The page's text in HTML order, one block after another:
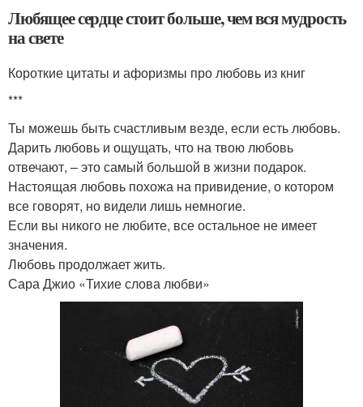
Любящее сердце стоит больше, чем вся мудрость
на свете
Короткие цитаты и афоризмы про любовь из книг
***
Ты можешь быть счастливым везде, если есть любовь.
Дарить любовь и ощущать, что на твою любовь
отвечают, – это самый большой в жизни подарок.
Настоящая любовь похожа на привидение, о котором
все говорят, но видели лишь немногие.
Если вы никого не любите, все остальное не имеет
значения.
Любовь продолжает жить.
Сара Джио «Тихие слова любви»